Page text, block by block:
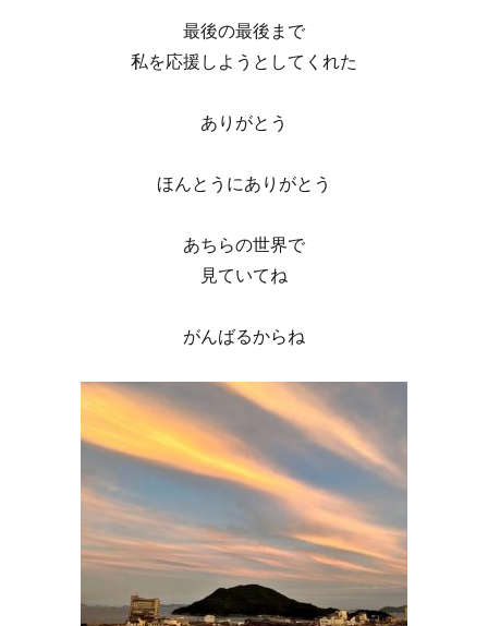
最後の最後まで
私を応援しようとしてくれた
ありがとう
ほんとうにありがとう
あちらの世界で
見ていてね
がんばるからね